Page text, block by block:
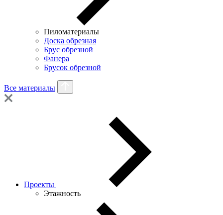
Пиломатериалы
Доска обрезная
Брус обрезной
Фанера
Брусок обрезной
Все материалы
Проекты
Этажность